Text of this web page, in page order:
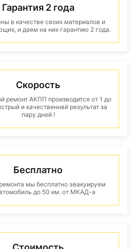
Гарантия 2 года
в качестве своих материалов и
и даем на них гарантию 2 года.
Скорость
ремонт АКПП производится от 1 до
и качественнвй результат за
пару дней !
Бесплатно
мы бесплатно эвакуируем
до 50 км. от МКАД-а